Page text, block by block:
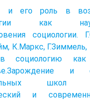
и его роль в
как
социологии.
К.Маркс, Г.Зиммель,
социологию
и
школ
и